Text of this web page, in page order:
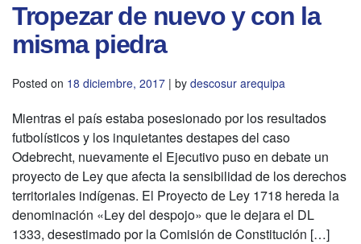
Tropezar de nuevo y con la
misma piedra
Posted on 18 diciembre, 2017 | by descosur arequipa
Mientras el país estaba posesionado por los resultados
futbolísticos y los inquietantes destapes del caso
Odebrecht, nuevamente el Ejecutivo puso en debate un
proyecto de Ley que afecta la sensibilidad de los derechos
territoriales indígenas. El Proyecto de Ley 1718 hereda la
denominación «Ley del despojo» que le dejara el DL
1333, desestimado por la Comisión de Constitución […]